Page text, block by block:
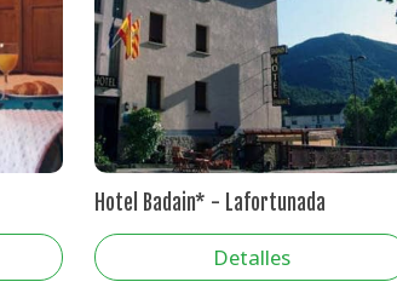
Hotel Badain* - Lafortunada
Detalles